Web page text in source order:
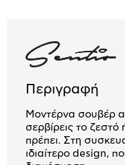
Περιγραφή
Μοντέρνα σουβέρ
σερβίρεις το
πρέπει. Στη
ιδιαίτερο design,